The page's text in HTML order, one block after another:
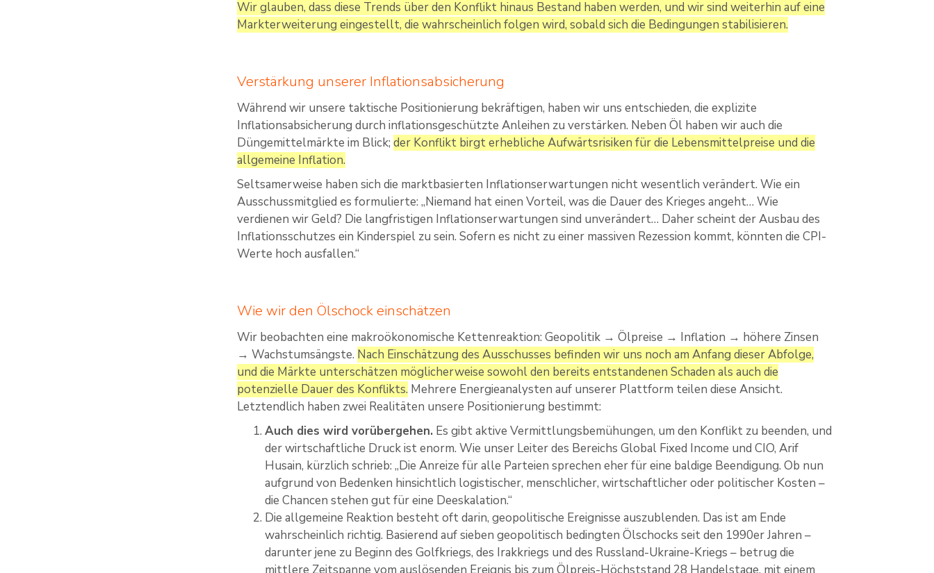
Wir glauben, dass diese Trends über den Konflikt hinaus Bestand haben werden, und wir sind weiterhin auf eine
Markterweiterung eingestellt, die wahrscheinlich folgen wird, sobald sich die Bedingungen stabilisieren.
Verstärkung unserer Inflationsabsicherung
Während wir unsere taktische Positionierung bekräftigen, haben wir uns entschieden, die explizite
Inflationsabsicherung durch inflationsgeschützte Anleihen zu verstärken. Neben Öl haben wir auch die
Düngemittelmärkte im Blick;der Konflikt birgt erhebliche Aufwärtsrisiken für die Lebensmittelpreise und die
allgemeine Inflation.
Seltsamerweise haben sich die marktbasierten Inflationserwartungen nicht wesentlich verändert. Wie ein
Ausschussmitglied es formulierte: „Niemand hat einen Vorteil, was die Dauer des Krieges angeht… Wie
verdienen wir Geld? Die langfristigen Inflationserwartungen sind unverändert… Daher scheint der Ausbau des
Inflationsschutzes ein Kinderspiel zu sein. Sofern es nicht zu einer massiven Rezession kommt, könnten die CPI-
Werte hoch ausfallen.“
Wie wir den Ölschock einschätzen
Wir beobachten eine makroökonomische Kettenreaktion: Geopolitik → Ölpreise → Inflation → höhere Zinsen
→ Wachstumsängste. Nach Einschätzung des Ausschusses befinden wir uns noch am Anfang dieser Abfolge,
und die Märkte unterschätzen möglicherweise sowohl den bereits entstandenen Schaden als auch die
potenzielle Dauer des Konflikts. Mehrere Energieanalysten auf unserer Plattform teilen diese Ansicht.
Letztendlich haben zwei Realitäten unsere Positionierung bestimmt:
Auch dies wird vorübergehen. Es gibt aktive Vermittlungsbemühungen, um den Konflikt zu beenden, und
der wirtschaftliche Druck ist enorm. Wie unser Leiter des Bereichs Global Fixed Income und CIO, Arif
Husain, kürzlich schrieb: „Die Anreize für alle Parteien sprechen eher für eine baldige Beendigung. Ob nun
aufgrund von Bedenken hinsichtlich logistischer, menschlicher, wirtschaftlicher oder politischer Kosten –
die Chancen stehen gut für eine Deeskalation.“
Die allgemeine Reaktion besteht oft darin, geopolitische Ereignisse auszublenden. Das ist am Ende
wahrscheinlich richtig. Basierend auf sieben geopolitisch bedingten Ölschocks seit den 1990er Jahren –
darunter jene zu Beginn des Golfkriegs, des Irakkriegs und des Russland-Ukraine-Kriegs – betrug die